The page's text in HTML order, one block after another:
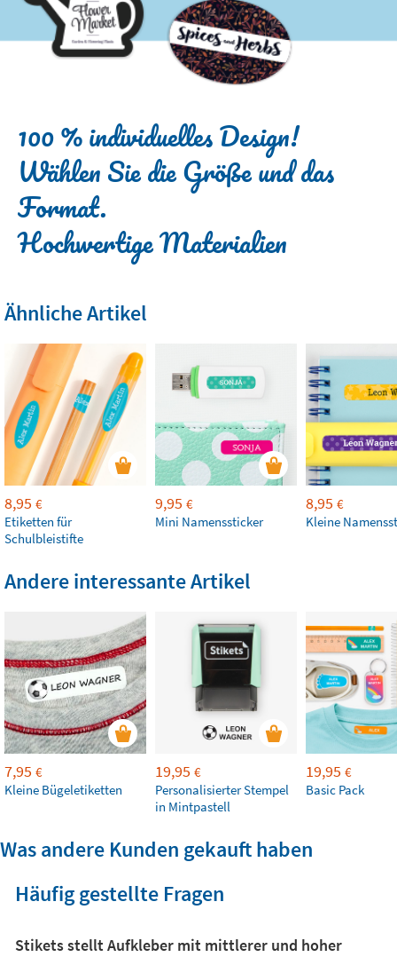
100 % individuelles Design!
Wählen Sie die Größe und das
Format.
Hochwertige Materialien
Ähnliche Artikel
8,95 €
Etiketten für
Schulbleistifte
9,95 €
Mini Namenssticker
8,95 €
Kleine
Andere interessante Artikel
7,95 €
Kleine Bügeletiketten
19,95 €
Personalisierter Stempel
in Mintpastell
19,95 €
Basic Pack
Was andere Kunden gekauft haben
Häufig gestellte Fragen
Stikets stellt Aufkleber mit mittlerer und hoher